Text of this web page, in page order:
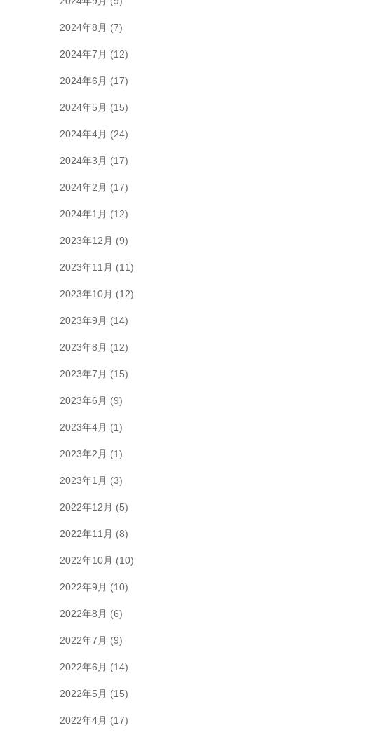
2024年8月 (7)
2024年7月 (12)
2024年6月 (17)
2024年5月 (15)
2024年4月 (24)
2024年3月 (17)
2024年2月 (17)
2024年1月 (12)
2023年12月 (9)
2023年11月 (11)
2023年10月 (12)
2023年9月 (14)
2023年8月 (12)
2023年7月 (15)
2023年6月 (9)
2023年4月 (1)
2023年2月 (1)
2023年1月 (3)
2022年12月 (5)
2022年11月 (8)
2022年10月 (10)
2022年9月 (10)
2022年8月 (6)
2022年7月 (9)
2022年6月 (14)
2022年5月 (15)
2022年4月 (17)